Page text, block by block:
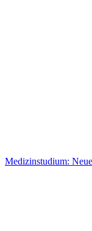
Medizinstudium: